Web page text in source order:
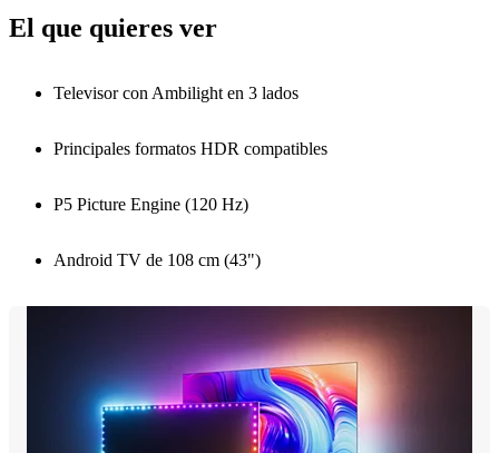
El que quieres ver
Televisor con Ambilight en 3 lados
Principales formatos HDR compatibles
P5 Picture Engine (120 Hz)
Android TV de 108 cm (43")